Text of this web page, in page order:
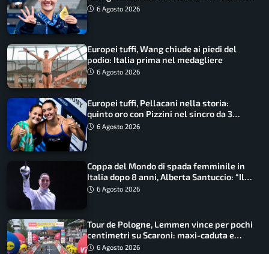
qualità”
6 Agosto 2026
Europei tuffi, Wang chiude ai piedi del
podio: Italia prima nel medagliere
6 Agosto 2026
Europei tuffi, Pellacani nella storia:
quinto oro con Pizzini nel sincro da 3
metri
6 Agosto 2026
Coppa del Mondo di spada femminile in
Italia dopo 8 anni, Alberta Santuccio: “Il
lavoro dà sempre i suoi frutti”
6 Agosto 2026
Tour de Pologne, Lemmen vince per pochi
centimetri su Scaroni: maxi-caduta e
tappa accorciata
6 Agosto 2026